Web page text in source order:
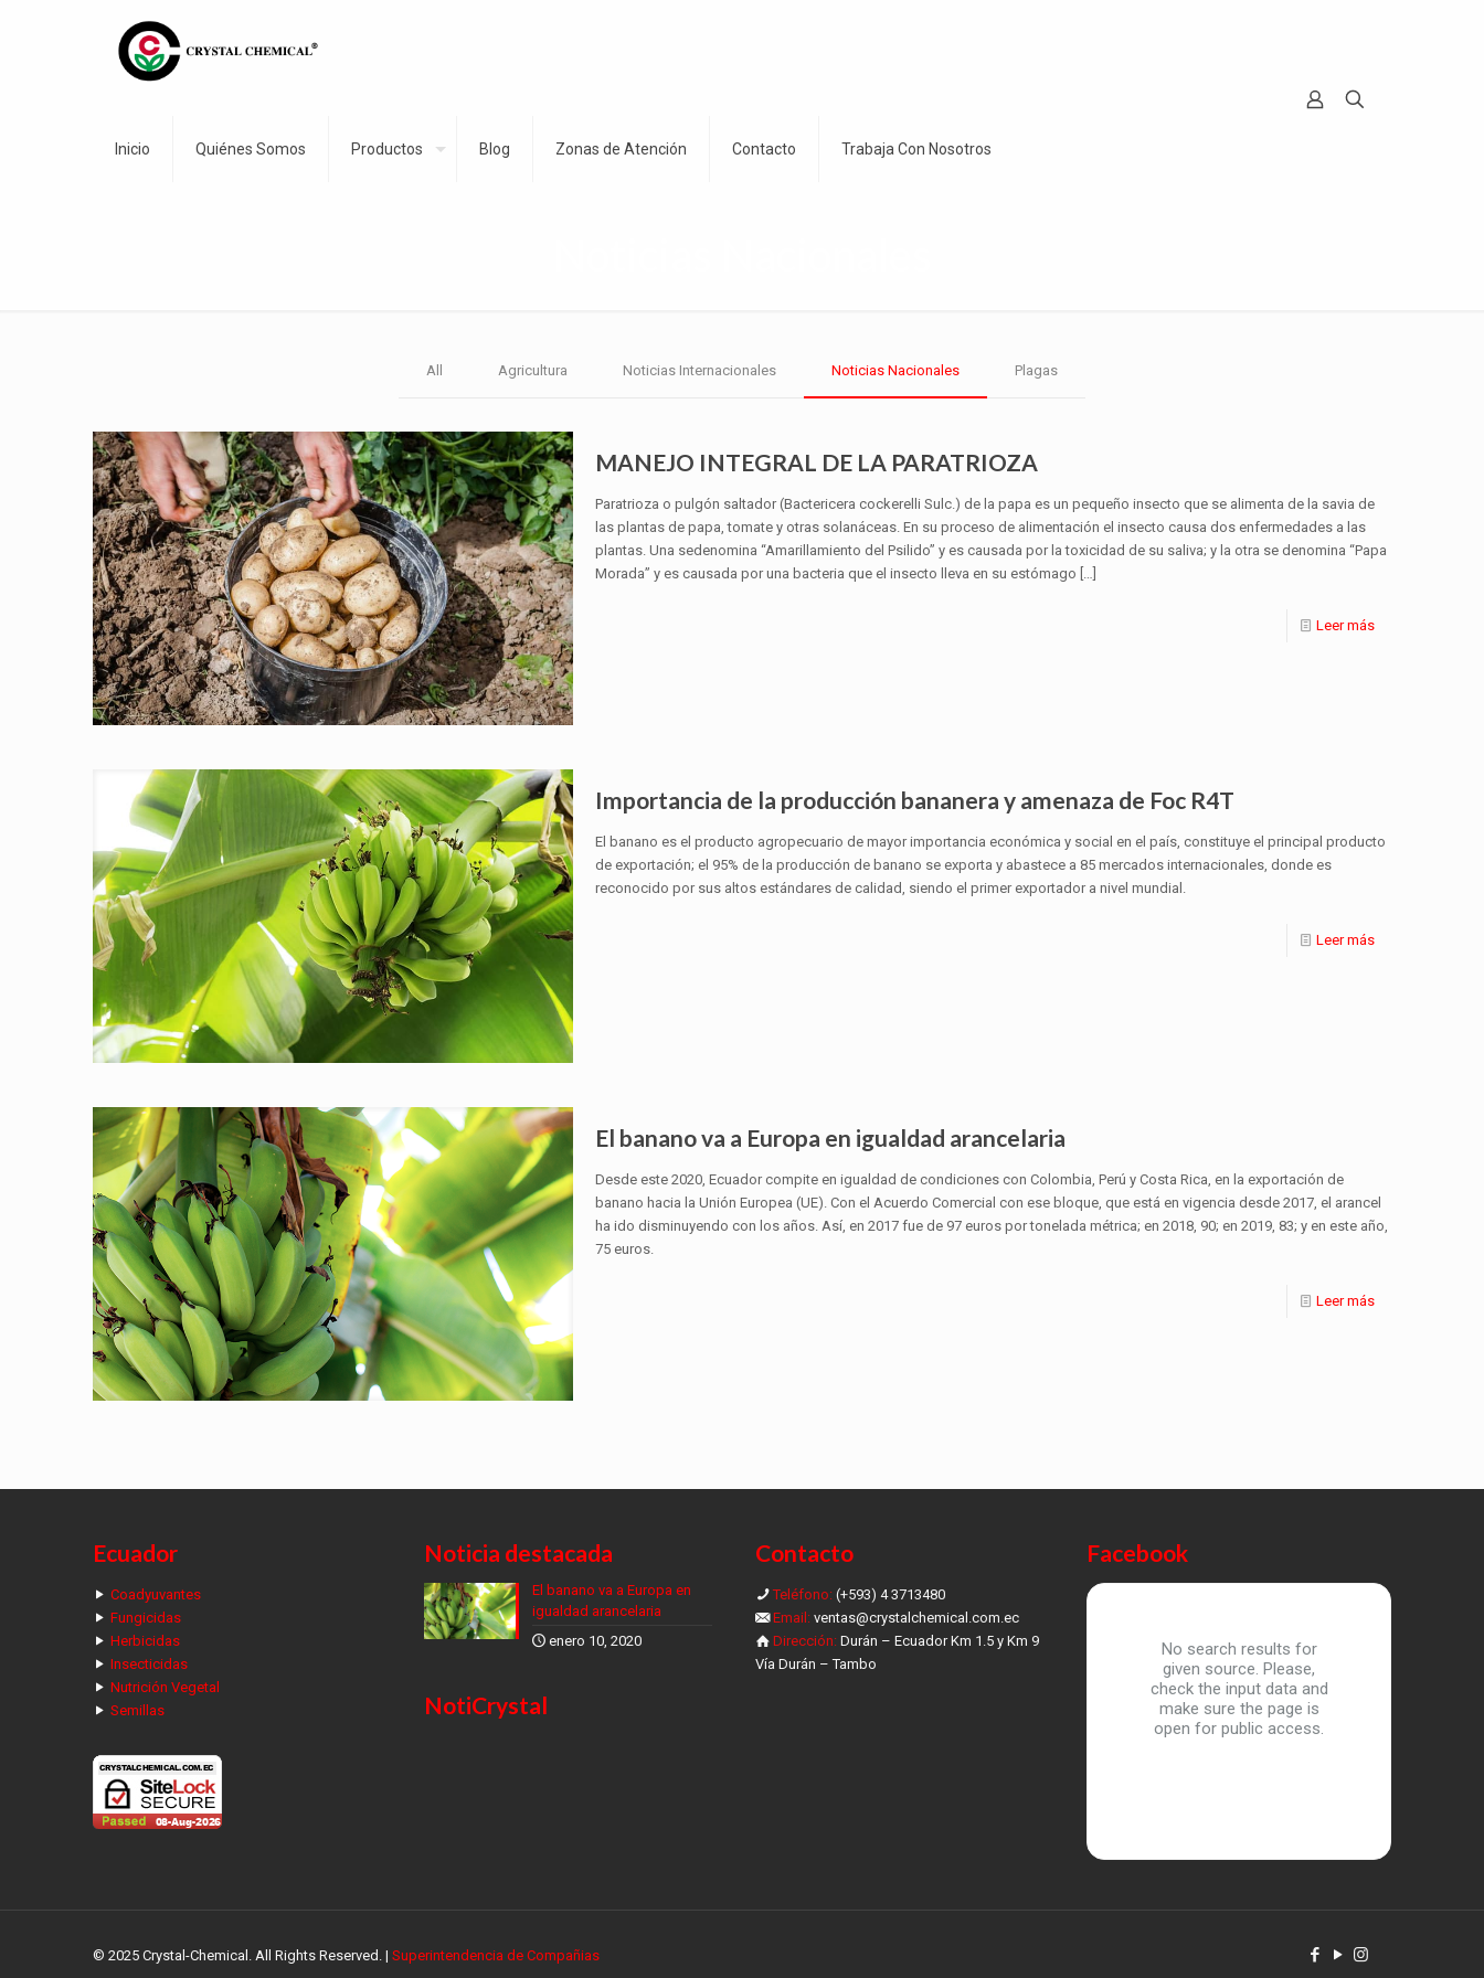
Inicio Quiénes Somos Productos Blog Zonas de Atención Contacto Trabaja Con Nosotros
All Agricultura Noticias Internacionales Noticias Nacionales Plagas
MANEJO INTEGRAL DE LA PARATRIOZA
Paratrioza o pulgón saltador (Bactericera cockerelli Sulc.) de la papa es un pequeño insecto que se alimenta de la savia de
las plantas de papa, tomate y otras solanáceas. En su proceso de alimentación el insecto causa dos enfermedades a las
plantas. Una sedenomina “Amarillamiento del Psilido” y es causada por la toxicidad de su saliva; y la otra se denomina “Papa
Morada” y es causada por una bacteria que el insecto lleva en su estómago […]
Leer más
Importancia de la producción bananera y amenaza de Foc R4T
El banano es el producto agropecuario de mayor importancia económica y social en el país, constituye el principal producto
de exportación; el 95% de la producción de banano se exporta y abastece a 85 mercados internacionales, donde es
reconocido por sus altos estándares de calidad, siendo el primer exportador a nivel mundial.
Leer más
El banano va a Europa en igualdad arancelaria
Desde este 2020, Ecuador compite en igualdad de condiciones con Colombia, Perú y Costa Rica, en la exportación de
banano hacia la Unión Europea (UE). Con el Acuerdo Comercial con ese bloque, que está en vigencia desde 2017, el arancel
ha ido disminuyendo con los años. Así, en 2017 fue de 97 euros por tonelada métrica; en 2018, 90; en 2019, 83; y en este año,
75 euros.
Leer más
Ecuador
Coadyuvantes
Fungicidas
Herbicidas
Insecticidas
Nutrición Vegetal
Semillas
Noticia destacada
El banano va a Europa en
igualdad arancelaria
enero 10, 2020
NotiCrystal
Contacto
Teléfono: (+593) 4 3713480
Email: ventas@crystalchemical.com.ec
Dirección: Durán – Ecuador Km 1.5 y Km 9
Vía Durán – Tambo
Facebook
No search results for
given source. Please,
check the input data and
make sure the page is
open for public access.
© 2025 Crystal-Chemical. All Rights Reserved. | Superintendencia de Compañias